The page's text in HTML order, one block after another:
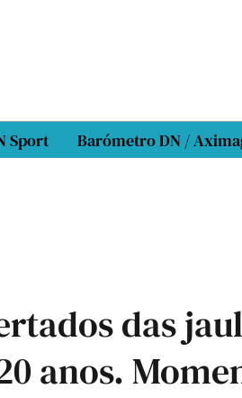
Sport Barómetro DN /
das
anos.